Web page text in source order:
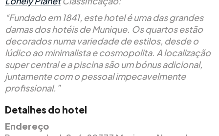
“Fundado em 1841, este hotel é uma das grandes
damas dos hotéis de Munique. Os quartos estão
decorados numa variedade de estilos, desde o
lúdico ao minimalista e cosmopolita. A localização
super central e a piscina são um bónus adicional,
juntamente com o pessoal impecavelmente
profissional.”
Detalhes do hotel
Endereço